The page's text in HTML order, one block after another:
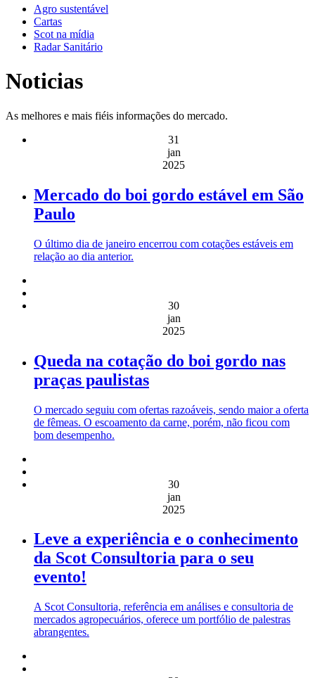
Agro sustentável
Cartas
Scot na mídia
Radar Sanitário
Noticias
As melhores e mais fiéis informações do mercado.
31
jan
2025
Mercado do boi gordo estável em São
Paulo
O último dia de janeiro encerrou com cotações estáveis em
relação ao dia anterior.
30
jan
2025
Queda na cotação do boi gordo nas
praças paulistas
O mercado seguiu com ofertas razoáveis, sendo maior a oferta
de fêmeas. O escoamento da carne, porém, não ficou com
bom desempenho.
30
jan
2025
Leve a experiência e o conhecimento
da Scot Consultoria para o seu
evento!
A Scot Consultoria, referência em análises e consultoria de
mercados agropecuários, oferece um portfólio de palestras
abrangentes.